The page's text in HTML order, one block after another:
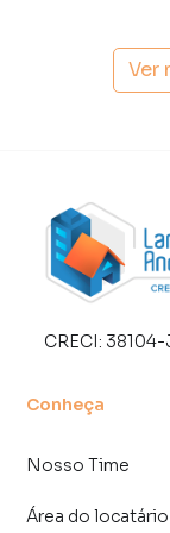
planta em
Negocie seu
segurança e
você consegue
mesmo não
smartphone.
compradores
Andares Imóveis
diversas cidades
Ver
CRECI: 38104-
Conheça
Nosso Time
Área do locatário